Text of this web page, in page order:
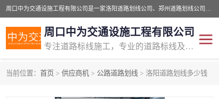
周口中为交通设施工程有限公司是一家洛阳道路划线公司、郑州道路划线公司、平顶山道路车位划线公司、开封车位划线公司、许昌道路车位划线公司、漯河道路车位划线公司，公司始终坚持“诚信、匠心、专注”的宗旨；我们的经营理念是：的服务。
周口中为交通设施工程有限公司
专注道路标线施工，专业的道路标线及交通设施施工服务商!
当前位置： 首页 > 供应商机 > 公路道路划线 > 洛阳道路划线多少钱